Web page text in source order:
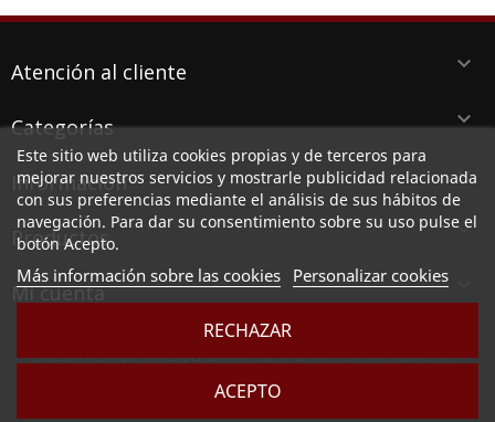
Atención al cliente keyboard_arrow_down
Categorías keyboard_arrow_down
Información keyboard_arrow_down
Productos keyboard_arrow_down
Mi cuenta
Este sitio web utiliza cookies propias y de terceros para
mejorar nuestros servicios y mostrarle publicidad relacionada
con sus preferencias mediante el análisis de sus hábitos de
navegación. Para dar su consentimiento sobre su uso pulse el
botón Acepto.
Más información sobre las cookies Personalizar cookies
RECHAZAR
ACEPTO
LUBESPA DISTRIBUCIONES DEL LEVANTE SL, CIF B73789513, Ctra. Alicante 38 PI
Sociedad inscrita en el Registro Mercantil de Murcia, en el tomo 2949, folio 164, hoja MU -